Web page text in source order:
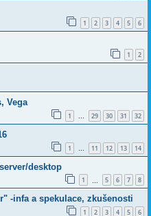
1 2 3 4 5 6
1 2
Vega
1 … 29 30 31 32
1 … 11 12 13 14
desktop
1 5 6 7 8
-infa a spekulace, zkušenosti
1 2 3 4 5 6